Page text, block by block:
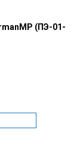
(ПЭ-01-